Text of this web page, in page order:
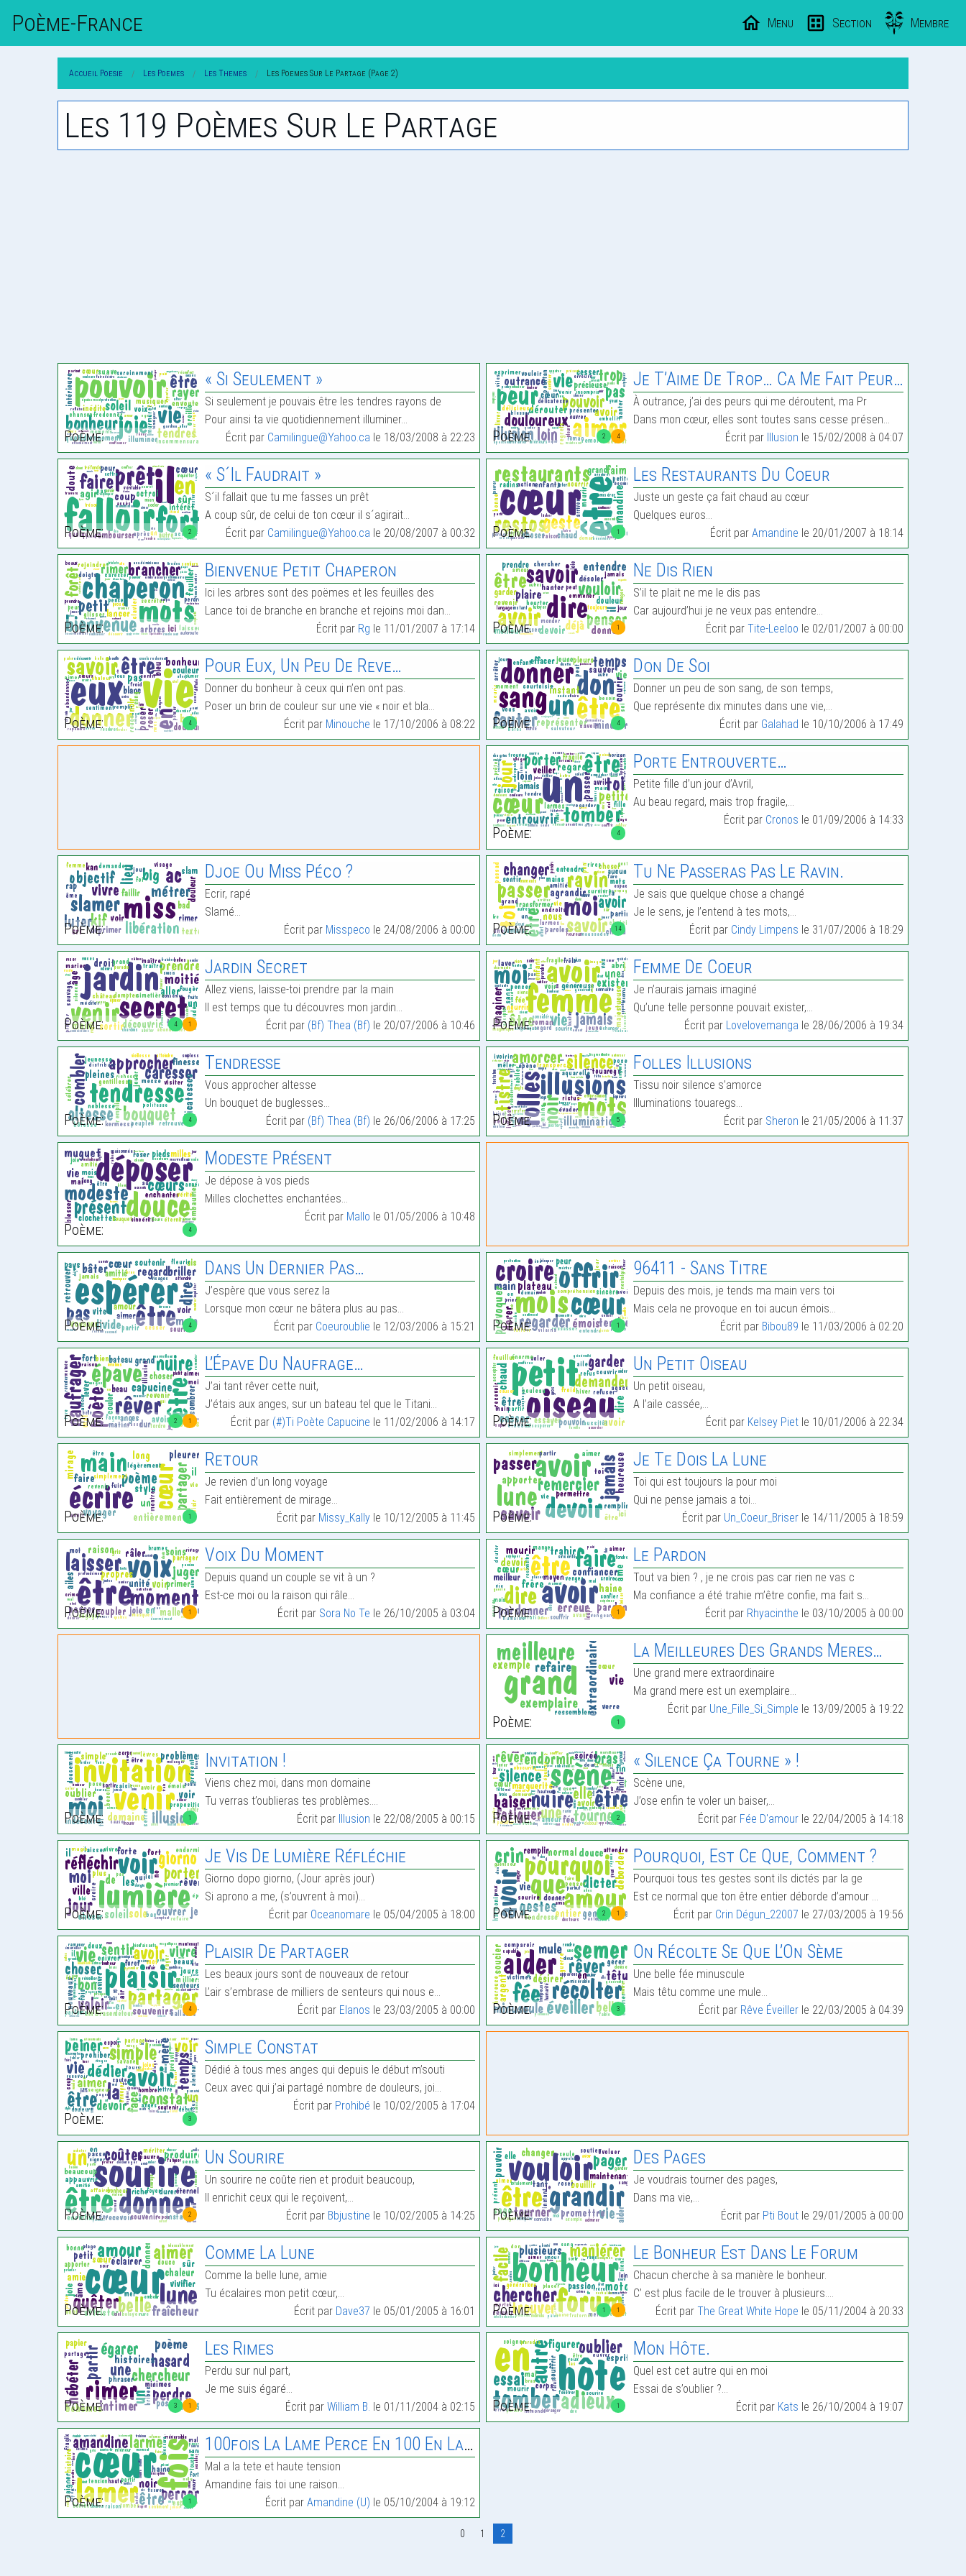
Poème-FrAnce Menu Section Membre
Accueil Poesie Les Poemes Les Themes Les Poemes Sur Le Partage (Page 2)
Les 119 Poèmes Sur Le Partage
Poème:
« Si Seulement »
Si seulement je pouvais être les tendres rayons de
Pour ainsi ta vie quotidiennement illuminer…
Écrit par Camilingue@Yahoo.ca le 18/03/2008 à 22:23 2 4
Poème:
Je T’Aime De Trop… Ca Me Fait Peur…
À outrance, j’ai des peurs qui me déroutent, ma Pr
Dans mon cœur, elles sont toutes sans cesse présen…
Écrit par Illusion le 15/02/2008 à 04:07
2
Poème:
« S´Il Faudrait »
S´il fallait que tu me fasses un prêt
A coup sûr, de celui de ton cœur il s´agirait…
Écrit par Camilingue@Yahoo.ca le 20/08/2007 à 00:32 1
Poème:
Les Restaurants Du Coeur
Juste un geste ça fait chaud au cœur
Quelques euros…
Écrit parAmandine le 20/01/2007 à 18:14
Poème:
Bienvenue Petit Chaperon
Ici les arbres sont des poëmes et les feuilles des
Lance toi de branche en branche et rejoins moi dan…
Écrit par Rg le 11/01/2007 à 17:14 1
Poème:
Ne Dis Rien
S’il te plait ne me le dis pas
Car aujourd’hui je ne veux pas entendre…
Écrit parTite-Leeloo le 02/01/2007 à 00:00
4
Poème:
Pour Eux, Un Peu De Reve…
Donner du bonheur à ceux qui n’en ont pas.
Poser un brin de couleur sur une vie « noir et bla…
Écrit par Minouche le 17/10/2006 à 08:22 4
Poème:
Don De Soi
Donner un peu de son sang, de son temps,
Que représente dix minutes dans une vie,…
Écrit par Galahad le 10/10/2006 à 17:49
4
Poème:
Porte Entrouverte…
Petite fille d’un jour d’Avril,
Au beau regard, mais trop fragile,…
Écrit par Cronos le 01/09/2006 à 14:33
Poème:
Djoe Ou Miss Péco ?
Ecrir, rapé
Slamé…
Écrit par Misspeco le 24/08/2006 à 00:00 14
Poème:
Tu Ne Passeras Pas Le Ravin.
Je sais que quelque chose a changé
Je le sens, je l’entend à tes mots,…
Écrit par Cindy Limpens le 31/07/2006 à 18:29
4 1
Poème:
Jardin Secret
Allez viens, laisse-toi prendre par la main
Il est temps que tu découvres mon jardin…
Écrit par (Bf) Thea (Bf) le 20/07/2006 à 10:46 Poème:
Femme De Coeur
Je n’aurais jamais imaginé
Qu’une telle personne pouvait exister,…
Écrit par Lovelovemanga le 28/06/2006 à 19:34
4
Poème:
Tendresse
Vous approcher altesse
Un bouquet de buglesses…
Écrit par (Bf) Thea (Bf) le 26/06/2006 à 17:25 5
Poème:
Folles Illusions
Tissu noir silence s’amorce
Illuminations touaregs…
Écrit par Sheron le 21/05/2006 à 11:37
4
Poème:
Modeste Présent
Je dépose à vos pieds
Milles clochettes enchantées…
Écrit par Mallo le 01/05/2006 à 10:48
4
Poème:
Dans Un Dernier Pas…
J’espère que vous serez la
Lorsque mon cœur ne bâtera plus au pas…
Écrit par Coeuroublie le 12/03/2006 à 15:21 1
Poème:
96411 - Sans Titre
Depuis des mois, je tends ma main vers toi
Mais cela ne provoque en toi aucun émois…
Écrit par Bibou89 le 11/03/2006 à 02:20
2 1
Poème:
L’Épave Du Naufrage…
J’ai tant rêver cette nuit,
J’étais aux anges, sur un bateau tel que le Titani…
Écrit par (#)Ti Poète Capucine le 11/02/2006 à 14:17 Poème:
Un Petit Oiseau
Un petit oiseau,
A l’aile cassée,…
Écrit par Kelsey Piet le 10/01/2006 à 22:34
1
Poème:
Retour
Je revien d’un long voyage
Fait entièrement de mirage…
Écrit par Missy_Kally le 10/12/2005 à 11:45 Poème:
Je Te Dois La Lune
Toi qui est toujours la pour moi
Qui ne pense jamais a toi…
Écrit par Un_Coeur_Briser le 14/11/2005 à 18:59
1
Poème:
Voix Du Moment
Depuis quand un couple se vit à un ?
Est-ce moi ou la raison qui râle…
Écrit par Sora No Te le 26/10/2005 à 03:04 1
Poème:
Le Pardon
Tout va bien ? , je ne crois pas car rien ne vas c
Ma confiance a été trahie m’être confie, ma fait s…
Écrit par Rhyacinthe le 03/10/2005 à 00:00
1
Poème:
La Meilleures Des Grands Meres…
Une grand mere extraordinaire
Ma grand mere est un exemplaire…
Écrit par Une_Fille_Si_Simple le 13/09/2005 à 19:22
1
Poème:
Invitation !
Viens chez moi, dans mon domaine
Tu verras t’oublieras tes problèmes.…
Écrit par Illusion le 22/08/2005 à 00:15 2
Poème:
« Silence Ça Tourne » !
Scène une,
J’ose enfin te voler un baiser,…
Écrit par Fée D'amour le 22/04/2005 à 14:18
Poème:
Je Vis De Lumière Réfléchie
Giorno dopo giorno, (Jour après jour)
Si aprono a me, (s’ouvrent à moi)…
Écrit par Oceanomare le 05/04/2005 à 18:00 2 1
Poème:
Pourquoi, Est Ce Que, Comment ?
Pourquoi tous tes gestes sont ils dictés par la ge
Est ce normal que ton être entier déborde d’amour …
Écrit par Crin Dégun_22007 le 27/03/2005 à 19:56
4
Poème:
Plaisir De Partager
Les beaux jours sont de nouveaux de retour
L’air s’embrase de milliers de senteurs qui nous e…
Écrit par Elanos le 23/03/2005 à 00:00 3
Poème:
On Récolte Se Que L’On Sème
Une belle fée minuscule
Mais têtu comme une mule…
Écrit par Rêve Éveiller le 22/03/2005 à 04:39
3
Poème:
Simple Constat
Dédié à tous mes anges qui depuis le début m’souti
Ceux avec qui j’ai partagé nombre de douleurs, joi…
Écrit par Prohibé le 10/02/2005 à 17:04
2
Poème:
Un Sourire
Un sourire ne coûte rien et produit beaucoup,
Il enrichit ceux qui le reçoivent,…
Écrit par Bbjustine le 10/02/2005 à 14:25 Poème:
Des Pages
Je voudrais tourner des pages,
Dans ma vie,…
Écrit par Pti Bout le 29/01/2005 à 00:00
Poème:
Comme La Lune
Comme la belle lune, amie
Tu écalaires mon petit cœur,…
Écrit par Dave37 le 05/01/2005 à 16:01 1 1
Poème:
Le Bonheur Est Dans Le Forum
Chacun cherche à sa manière le bonheur.
C’ est plus facile de le trouver à plusieurs.…
Écrit parThe Great White Hope le 05/11/2004 à 20:33
3 1
Poème:
Les Rimes
Perdu sur nul part,
Je me suis égaré…
Écrit parWilliam B. le 01/11/2004 à 02:15 1
Poème:
Mon Hôte.
Quel est cet autre qui en moi
Essai de s’oublier ?…
Écrit par Kats le 26/10/2004 à 19:07
1
Poème:
100fois La Lame Perce En 100 En Larme
Mal a la tete et haute tension
Amandine fais toi une raison…
Écrit parAmandine (U) le 05/10/2004 à 19:12
0 1 2